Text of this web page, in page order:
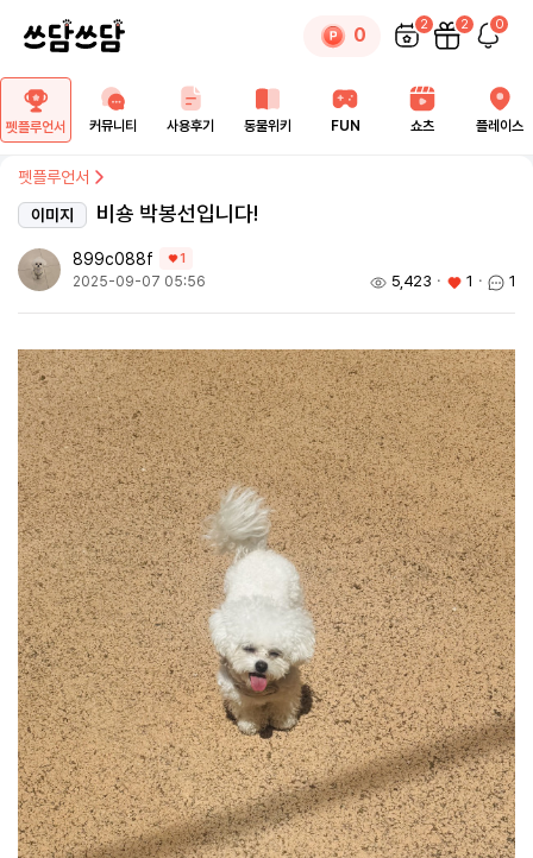
0 2 2 0
펫플루언서 커뮤니티 사용후기 동물위키 FUN 쇼츠 플레이스
펫플루언서
이미지
비숑 박봉선입니다!
899c088f 1
2025-09-07 05:56 5,423 ㆍ 1 ㆍ 1